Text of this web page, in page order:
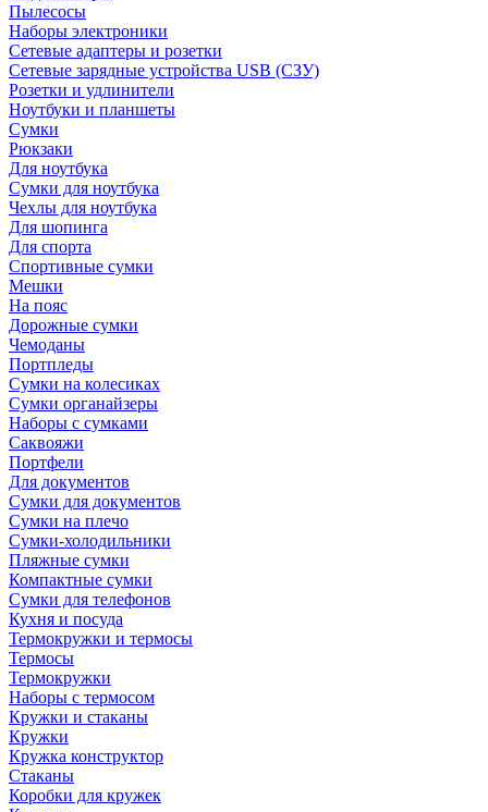
Пылесосы
Наборы электроники
Сетевые адаптеры и розетки
Сетевые зарядные устройства USB (СЗУ)
Розетки и удлинители
Ноутбуки и планшеты
Сумки
Рюкзаки
Для ноутбука
Сумки для ноутбука
Чехлы для ноутбука
Для шопинга
Для спорта
Спортивные сумки
Мешки
На пояс
Дорожные сумки
Чемоданы
Портпледы
Сумки на колесиках
Сумки органайзеры
Наборы с сумками
Саквояжи
Портфели
Для документов
Сумки для документов
Сумки на плечо
Сумки-холодильники
Пляжные сумки
Компактные сумки
Сумки для телефонов
Кухня и посуда
Термокружки и термосы
Термосы
Термокружки
Наборы с термосом
Кружки и стаканы
Кружки
Кружка конструктор
Стаканы
Коробки для кружек